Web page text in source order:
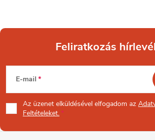
L
á
b
Feliratkozás
E-mail
Az üzenet elküldésével elfogadom az
Feltételeket.